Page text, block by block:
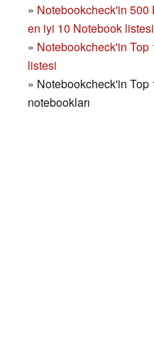
» Notebookcheck'in 500
en iyi 10 Notebook listesi
» Notebookcheck'in Top
listesi
» Notebookcheck'in Top
notebookları